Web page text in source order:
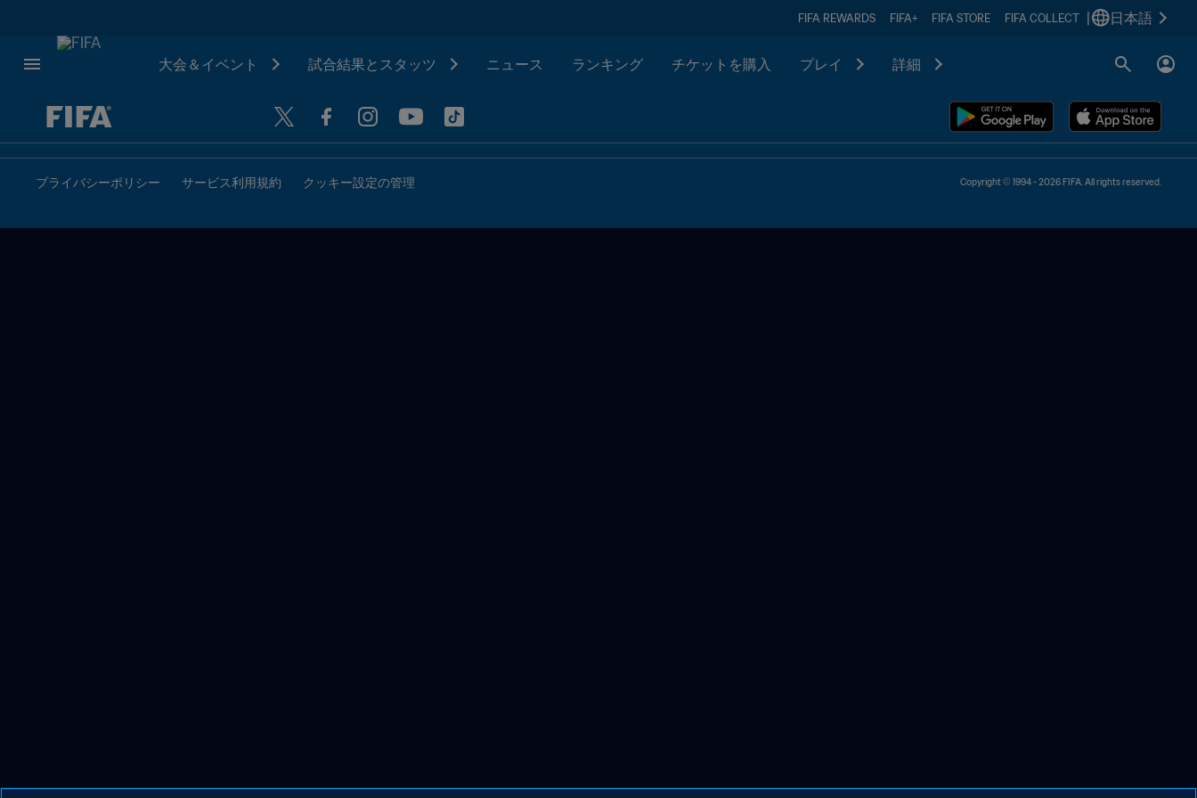
FIFA REWARDS FIFA+ FIFA STORE FIFA COLLECT 日本語
大会＆イベント 試合結果とスタッツ ニュース ランキング チケットを購入 プレイ 詳細
未定 vs 未定
プライバシーポリシー サービス利用規約 クッキー設定の管理 Copyright © 1994 - 2026 FIFA. All rights reserved.